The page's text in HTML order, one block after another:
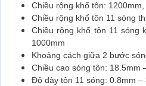
Chiều rộng khổ tôn: 1200mm,
Chiều rộng khổ tôn 11 sóng
Chiều rộng khổ tôn 11 sóng
1000mm
Khoảng cách giữa 2 bước
Chiều cao sóng tôn: 18.5mm
Độ dày tôn 11 sóng: 0.8mm –